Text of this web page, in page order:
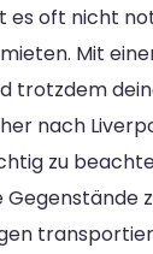
es oft nicht
Mit
trotzdem
nach
zu
Gegenstände